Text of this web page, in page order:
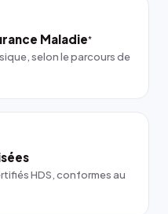
Maladie*
selon le parcours de
HDS, conformes au